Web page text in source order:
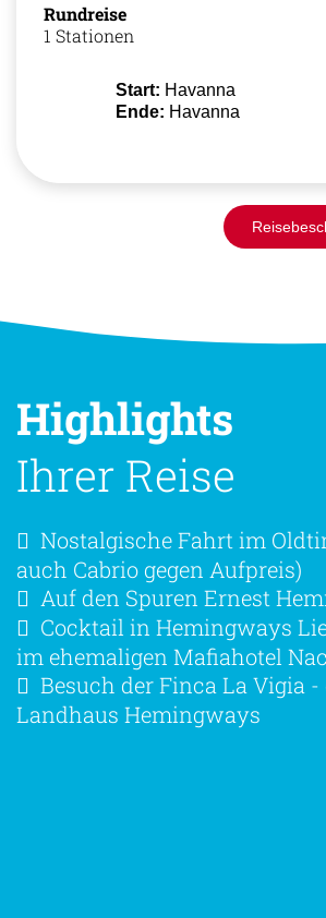
Rundreise
1 Stationen
Start: Havanna
Ende: Havanna
Highlights
Ihrer Reise
Nostalgische Fahrt im
auch Cabrio gegen Aufpreis)
Auf den Spuren Ernest
Cocktail in Hemingways
im ehemaligen Mafiahotel
Besuch der Finca La Vigia -
Landhaus Hemingways